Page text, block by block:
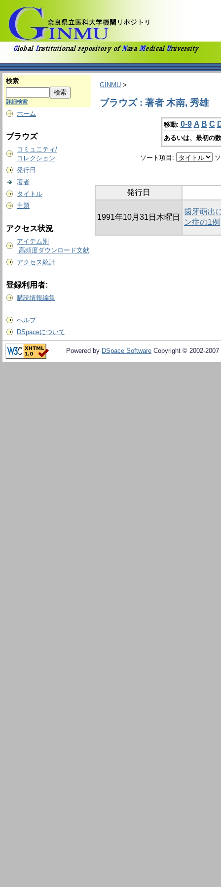
検索
詳細検索
ホーム
ブラウズ
コミュニティ/
コレクション
発行日
著者
タイトル
主題
アクセス状況
アイテム別
高頻度ダウンロード文献
アクセス統計
登録利用者:
購読情報編集
ヘルプ
DSpaceについて
GINMU >
ブラウズ : 著者 木南, 秀雄
移動: 0-9 A B C
あるいは、最初の
ソート項目:
発行日
1991年10月31日木曜日
歯牙萌出
ン症の1例
Powered by DSpace Software Copyright © 2002-2007